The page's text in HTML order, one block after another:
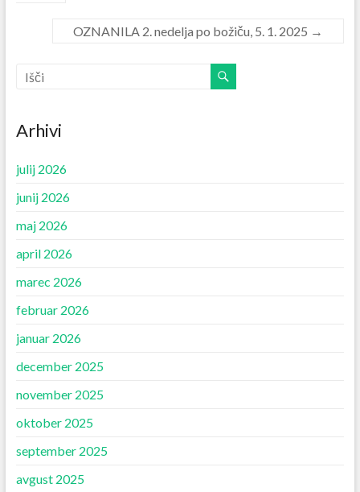
OZNANILA 2. nedelja po božiču, 5. 1. 2025 →
Arhivi
julij 2026
junij 2026
maj 2026
april 2026
marec 2026
februar 2026
januar 2026
december 2025
november 2025
oktober 2025
september 2025
avgust 2025